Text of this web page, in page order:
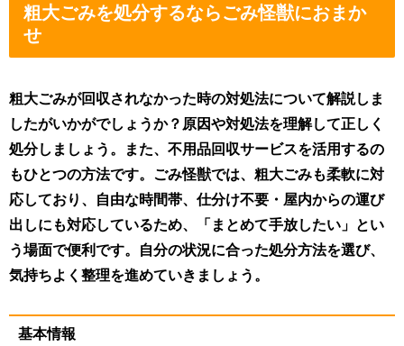
粗大ごみを処分するならごみ怪獣におまか
せ
粗大ごみが回収されなかった時の対処法について解説しま
したがいかがでしょうか？原因や対処法を理解して正しく
処分しましょう。また、不用品回収サービスを活用するの
もひとつの方法です。ごみ怪獣では、粗大ごみも柔軟に対
応しており、自由な時間帯、仕分け不要・屋内からの運び
出しにも対応しているため、「まとめて手放したい」とい
う場面で便利です。自分の状況に合った処分方法を選び、
気持ちよく整理を進めていきましょう。
基本情報